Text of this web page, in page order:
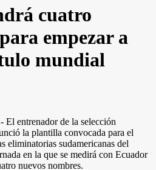
cuatro
empezar a
mundial
El entrenador de la selección
la plantilla convocada para el
eliminatorias sudamericanas del
en la que se medirá con Ecuador
nuevos nombres.